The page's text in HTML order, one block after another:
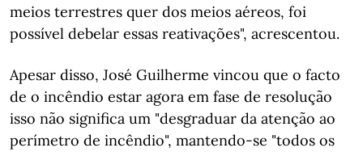
meios terrestres quer dos meios aéreos, foi
possível debelar essas reativações", acrescentou.
Apesar disso, José Guilherme vincou que o facto
de o incêndio estar agora em fase de resolução
isso não significa um "desgraduar da atenção ao
perímetro de incêndio", mantendo-se "todos os